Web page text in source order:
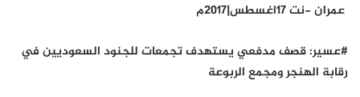
عمران -نت 17اغسطس|2017م
#عسير: قصف مدفعي يستهدف تجمعات للجنود السعوديين في
رقابة الهنجر ومجمع الربوعة